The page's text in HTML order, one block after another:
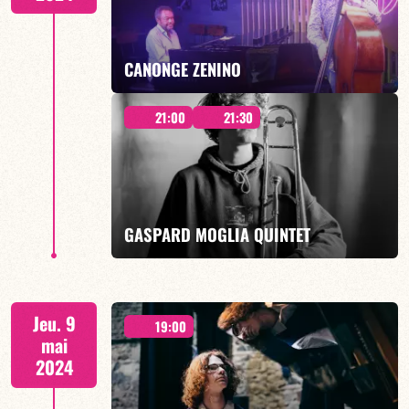
EN SAVOIR PLUS
CANONGE ZENINO
Duo Jazz - 19h00
21:00 21:30
GASPARD MOGLIA QUINTET
21h30
Jeu. 9
mai
2024
19:00